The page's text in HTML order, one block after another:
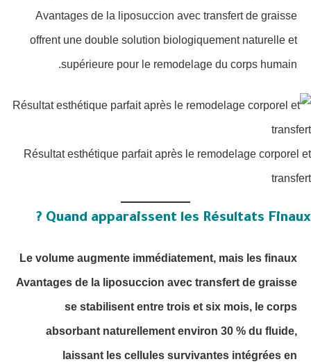
Avantages de la liposuccion avec transfert de graisse
offrent une double solution biologiquement naturelle et
supérieure pour le remodelage du corps humain.
Résultat esthétique parfait après le remodelage corporel et
transfert
Quand apparaissent les Résultats Finaux ?
Le volume augmente immédiatement, mais les finaux
Avantages de la liposuccion avec transfert de graisse
se stabilisent entre trois et six mois, le corps
absorbant naturellement environ 30 % du fluide,
laissant les cellules survivantes intégrées en